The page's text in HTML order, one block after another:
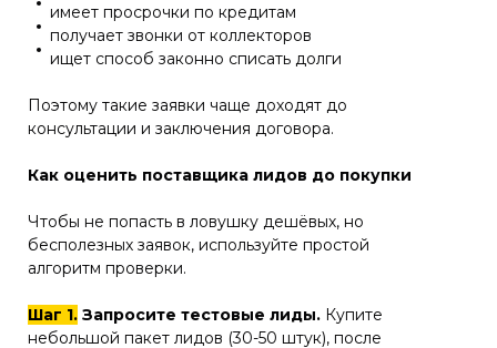
имеет просрочки по кредитам
получает звонки от коллекторов
ищет способ законно списать долги
Поэтому такие заявки чаще доходят до
консультации и заключения договора.
Как оценить поставщика лидов до покупки
Чтобы не попасть в ловушку дешёвых, но
бесполезных заявок, используйте простой
алгоритм проверки.
Шаг 1. Запросите тестовые лиды. Купите
небольшой пакет лидов (30-50 штук), после